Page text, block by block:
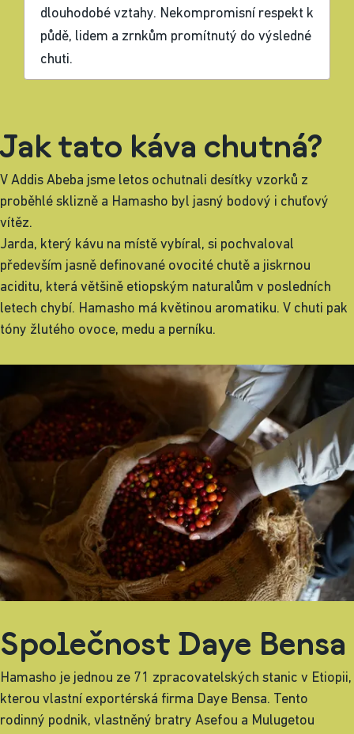
dlouhodobé vztahy. Nekompromisní respekt k
půdě, lidem a zrnkům promítnutý do výsledné
chuti.
Jak tato káva chutná?
V Addis Abeba jsme letos ochutnali desítky vzorků z
proběhlé sklizně a Hamasho byl jasný bodový i chuťový
vítěz.
Jarda, který kávu na místě vybíral, si pochvaloval
především jasně definované ovocité chutě a jiskrnou
aciditu, která většině etiopským naturalům v posledních
letech chybí. Hamasho má květinou aromatiku. V chuti pak
tóny žlutého ovoce, medu a perníku.
Společnost Daye Bensa
Hamasho je jednou ze 71 zpracovatelských stanic v Etiopii,
kterou vlastní exportérská firma Daye Bensa. Tento
rodinný podnik, vlastněný bratry Asefou a Mulugetou